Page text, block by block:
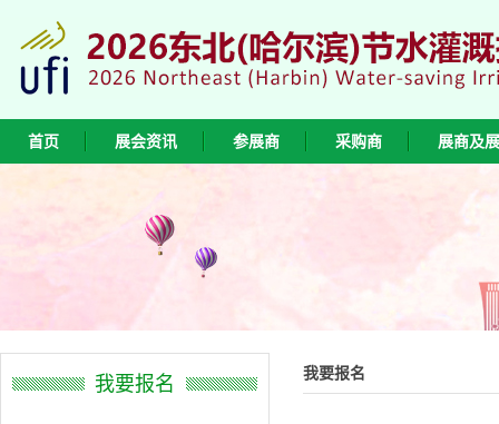
首页 展会资讯 参展商 采购商 展商及
我要报名 我要报名